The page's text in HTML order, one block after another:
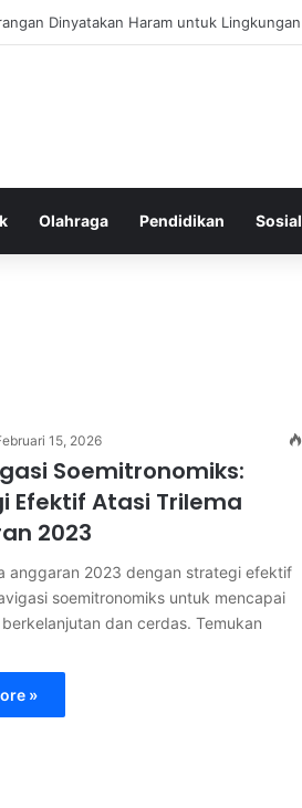
Stones Kembali di Timnya
Olahraga Pendidikan Sosial
15, 2026
Soemitronomiks:
Efektif Atasi Trilema
2023
anggaran 2023 dengan strategi efektif
soemitronomiks untuk mencapai
dan cerdas. Temukan
»